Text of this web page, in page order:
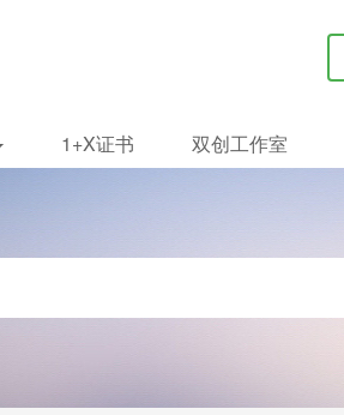
1+X证书 双创工作室